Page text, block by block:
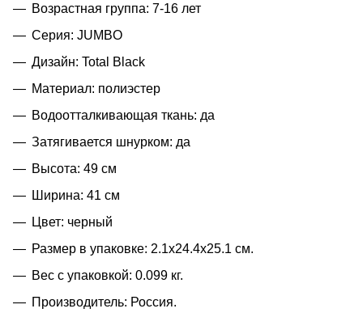
Возрастная группа: 7-16 лет
Серия: JUMBO
Дизайн: Total Black
Материал: полиэстер
Водоотталкивающая ткань: да
Затягивается шнурком: да
Высота: 49 см
Ширина: 41 см
Цвет: черный
Размер в упаковке: 2.1x24.4x25.1 см.
Вес с упаковкой: 0.099 кг.
Производитель: Россия.